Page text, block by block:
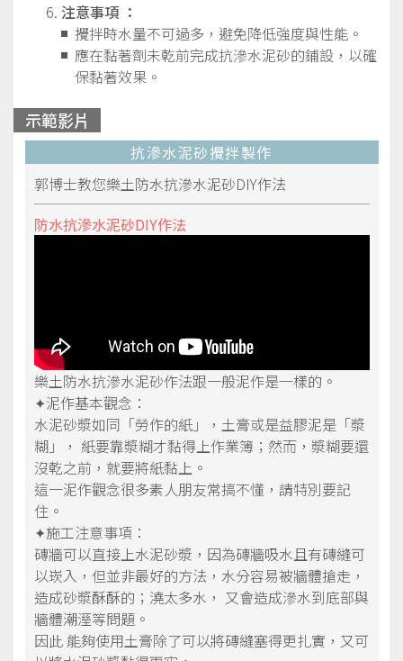
注意事項 ：
攪拌時水量不可過多，避免降低強度與性能。
應在黏著劑未乾前完成抗滲水泥砂的鋪設，以確
保黏著效果。
示範影片
抗滲水泥砂攪拌製作
郭博士教您樂土防水抗滲水泥砂DIY作法
防水抗滲水泥砂DIY作法
樂土防水抗滲水泥砂作法跟一般泥作是一樣的。
✦泥作基本觀念：
水泥砂漿如同「勞作的紙」，土膏或是益膠泥是「漿
糊」， 紙要靠漿糊才黏得上作業簿；然而，漿糊要還
沒乾之前，就要將紙黏上。
這一泥作觀念很多素人朋友常搞不懂，請特別要記
住。
✦施工注意事項：
磚牆可以直接上水泥砂漿，因為磚牆吸水且有磚縫可
以崁入，但並非最好的方法，水分容易被牆體搶走，
造成砂漿酥酥的；澆太多水， 又會造成滲水到底部與
牆體潮溼等問題。
因此 能夠使用土膏除了可以將磚縫塞得更扎實，又可